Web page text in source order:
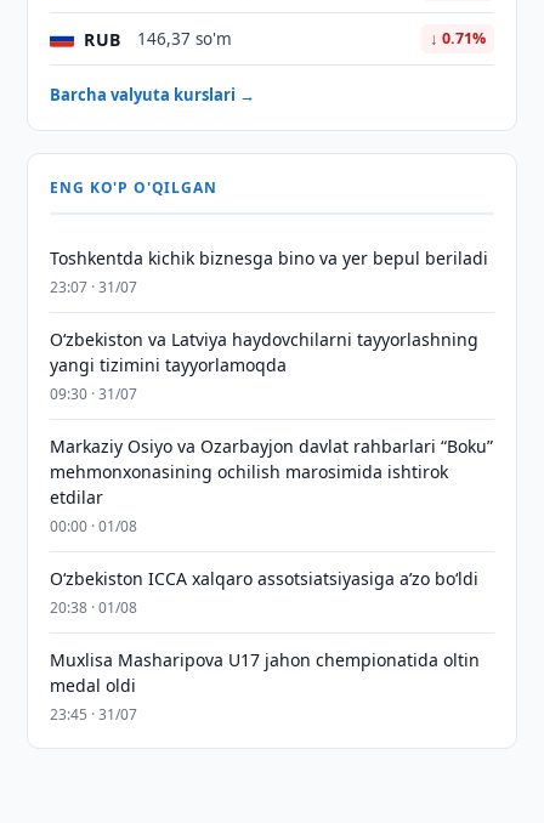
RUB 146,37 so'm ↓ 0.71%
Barcha valyuta kurslari →
ENG KO'P O'QILGAN
Toshkentda kichik biznesga bino va yer bepul beriladi
23:07 · 31/07
Oʻzbekiston va Latviya haydovchilarni tayyorlashning
yangi tizimini tayyorlamoqda
09:30 · 31/07
Markaziy Osiyo va Ozarbayjon davlat rahbarlari “Boku”
mehmonxonasining ochilish marosimida ishtirok
etdilar
00:00 · 01/08
O‘zbekiston ICCA xalqaro assotsiatsiyasiga aʼzo bo‘ldi
20:38 · 01/08
Muxlisa Masharipova U17 jahon chempionatida oltin
medal oldi
23:45 · 31/07